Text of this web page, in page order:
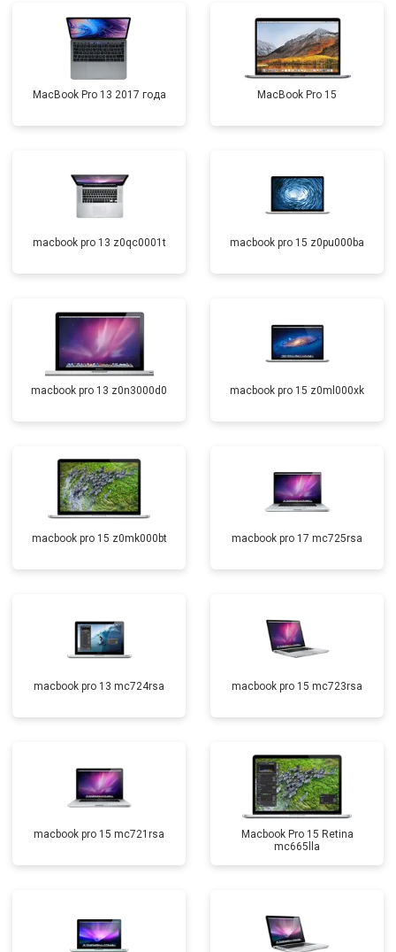
MacBook Pro 13 2017 года MacBook Pro 15
macbook pro 13 z0qc0001t macbook pro 15 z0pu000ba
macbook pro 13 z0n3000d0 macbook pro 15 z0ml000xk
macbook pro 15 z0mk000bt macbook pro 17 mc725rsa
macbook pro 13 mc724rsa macbook pro 15 mc723rsa
macbook pro 15 mc721rsa
Macbook Pro 15 Retina
mc665lla